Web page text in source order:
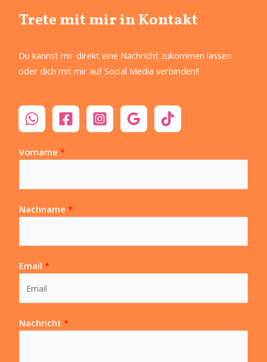
Trete mit mir in Kontakt
Du kannst mir direkt eine Nachricht zukommen lassen
oder dich mit mir auf Social Media verbinden!!
Vorname*
Nachname*
Email*
Nachricht*